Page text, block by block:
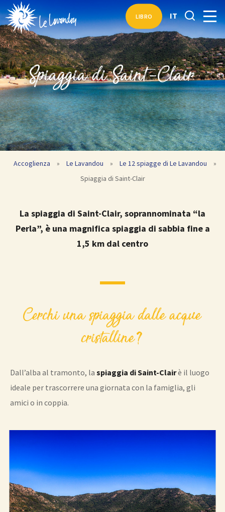
LIBRO IT
Spiaggia di Saint-Clair
Accoglienza » Le Lavandou » Le 12 spiagge di Le Lavandou
»
Spiaggia di Saint-Clair
La spiaggia di Saint-Clair, soprannominata “la
Perla”, è una magnifica spiaggia di sabbia fine a
1,5 km dal centro
Cerchi una spiaggia dalle acque
cristalline?
Dall’alba al tramonto, la spiaggia di Saint-Clairè il luogo
ideale per trascorrere una giornata con la famiglia, gli
amici o in coppia.